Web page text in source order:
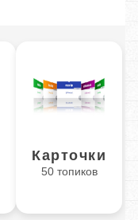
Карточки
50 топиков